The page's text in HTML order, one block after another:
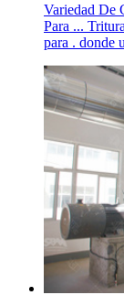
Variedad De
Para ...
para . donde